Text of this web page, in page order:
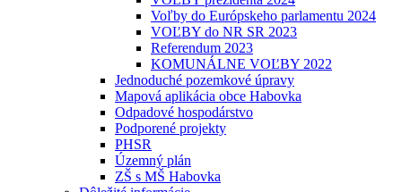
Voľby do Európskeho parlamentu 2024
VOĽBY do NR SR 2023
Referendum 2023
KOMUNÁLNE VOĽBY 2022
Jednoduché pozemkové úpravy
Mapová aplikácia obce Habovka
Odpadové hospodárstvo
Podporené projekty
PHSR
Územný plán
ZŠ s MŠ Habovka